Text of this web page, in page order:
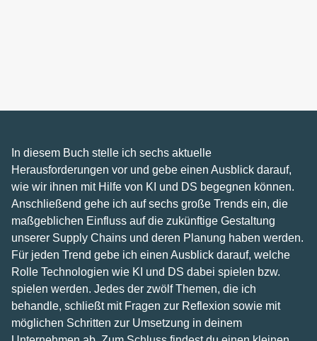
In diesem Buch stelle ich sechs aktuelle
Herausforderungen vor und gebe einen Ausblick darauf,
wie wir ihnen mit Hilfe von KI und DS begegnen können.
Anschließend gehe ich auf sechs große Trends ein, die
maßgeblichen Einfluss auf die zukünftige Gestaltung
unserer Supply Chains und deren Planung haben werden.
Für jeden Trend gebe ich einen Ausblick darauf, welche
Rolle Technologien wie KI und DS dabei spielen bzw.
spielen werden. Jedes der zwölf Themen, die ich
behandle, schließt mit Fragen zur Reflexion sowie mit
möglichen Schritten zur Umsetzung in deinem